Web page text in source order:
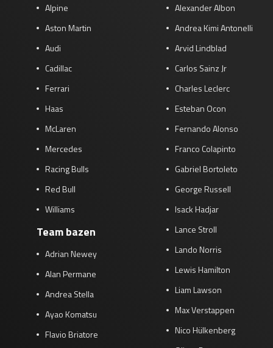
Alpine
Aston Martin
Audi
Cadillac
Ferrari
Haas
McLaren
Mercedes
Racing Bulls
Red Bull
Williams
Team bazen
Adrian Newey
Alan Permane
Andrea Stella
Ayao Komatsu
Flavio Briatore
Alexander Albon
Andrea Kimi Antonelli
Arvid Lindblad
Carlos Sainz Jr
Charles Leclerc
Esteban Ocon
Fernando Alonso
Franco Colapinto
Gabriel Bortoleto
George Russell
Isack Hadjar
Lance Stroll
Lando Norris
Lewis Hamilton
Liam Lawson
Max Verstappen
Nico Hülkenberg